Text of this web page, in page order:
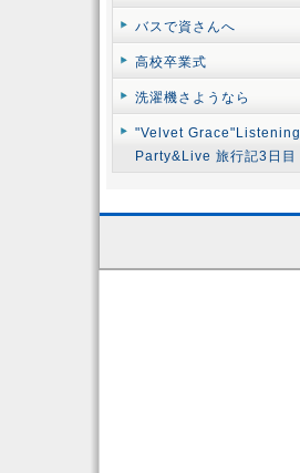
バスで資さんへ
高校卒業式
洗濯機さようなら
"Velvet Grace"Listening
Party&Live 旅行記3日目